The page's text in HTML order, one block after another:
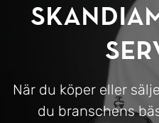
När du köper eller
du branschens